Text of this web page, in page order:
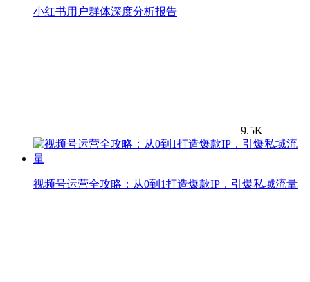
小红书用户群体深度分析报告
9.5K
视频号运营全攻略：从0到1打造爆款IP，引爆私域流量